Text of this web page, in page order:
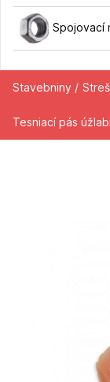
Spojovací
Stavebniny /
Tesniací pás